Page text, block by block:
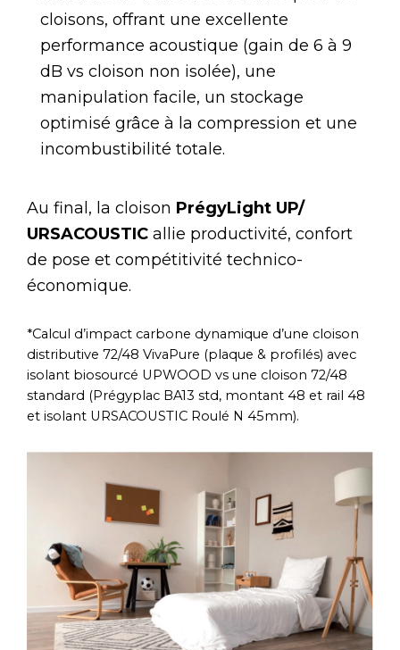
cloisons, offrant une excellente
performance acoustique (gain de 6 à 9
dB vs cloison non isolée), une
manipulation facile, un stockage
optimisé grâce à la compression et une
incombustibilité totale.
Au final, la cloison PrégyLight UP/
URSACOUSTIC allie productivité, confort
de pose et compétitivité technico-
économique.
*Calcul d’impact carbone dynamique d’une cloison
distributive 72/48 VivaPure (plaque & profilés) avec
isolant biosourcé UPWOOD vs une cloison 72/48
standard (Prégyplac BA13 std, montant 48 et rail 48
et isolant URSACOUSTIC Roulé N 45mm).